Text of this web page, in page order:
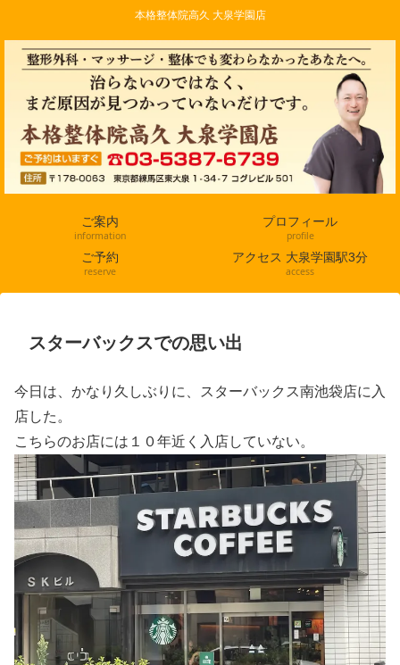
本格整体院高久 大泉学園店
ご案内
information
プロフィール
profile
ご予約
reserve
アクセス 大泉学園駅3分
access
スターバックスでの思い出
今日は、かなり久しぶりに、スターバックス南池袋店に入
店した。
こちらのお店には１０年近く入店していない。